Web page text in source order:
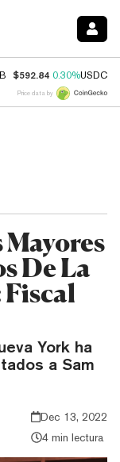
$592.84 0.30%USDC
Price data by
Mayores
De La
York ha
a Sam
Dec 13, 2022
4 min lectura